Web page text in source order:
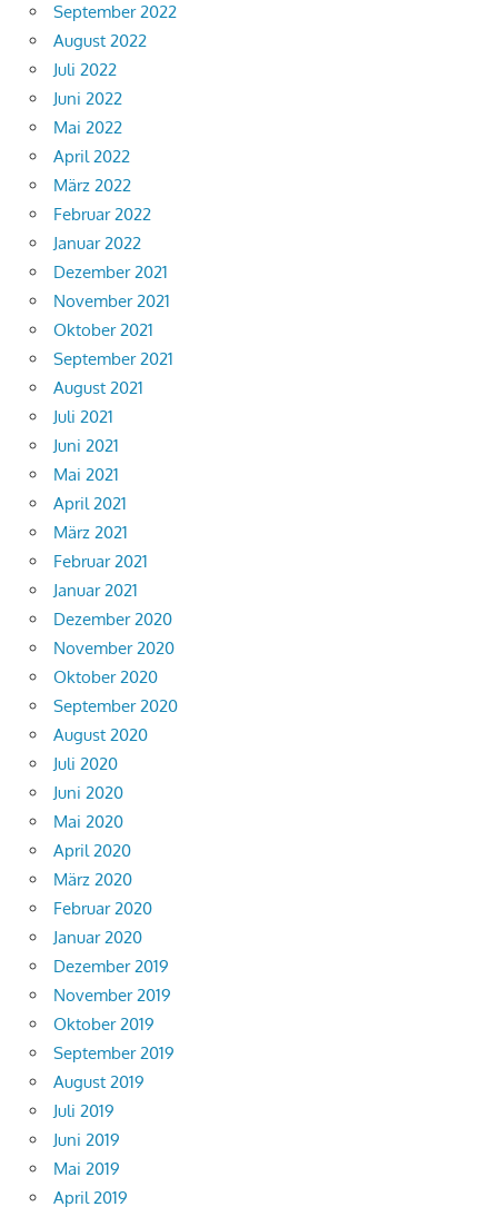
September 2022
August 2022
Juli 2022
Juni 2022
Mai 2022
April 2022
März 2022
Februar 2022
Januar 2022
Dezember 2021
November 2021
Oktober 2021
September 2021
August 2021
Juli 2021
Juni 2021
Mai 2021
April 2021
März 2021
Februar 2021
Januar 2021
Dezember 2020
November 2020
Oktober 2020
September 2020
August 2020
Juli 2020
Juni 2020
Mai 2020
April 2020
März 2020
Februar 2020
Januar 2020
Dezember 2019
November 2019
Oktober 2019
September 2019
August 2019
Juli 2019
Juni 2019
Mai 2019
April 2019